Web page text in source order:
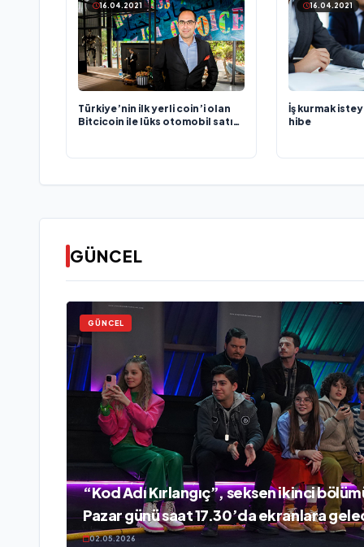
16.04.2021
Türkiye’nin ilk yerli coin’i olan
Bitcicoin ile lüks otomobil satın
16.04.2021
İş kurmak
hibe
GÜNCEL
GÜNCEL
“Kod Adı Kırlangıç”, seksen ikinci
Pazar günü saat 17.30’da ekranlara
02.05.2026